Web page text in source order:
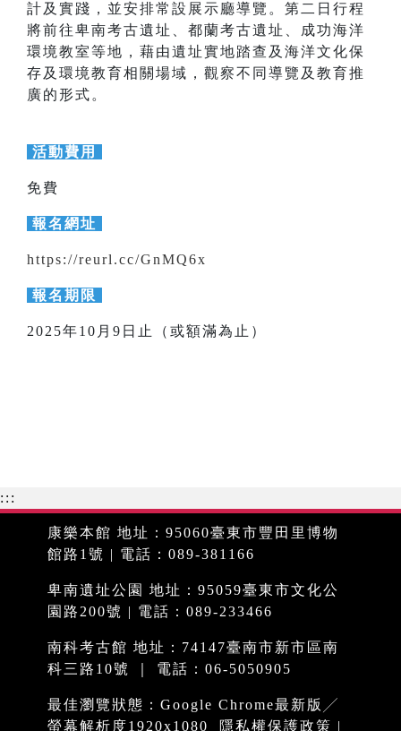
計及實踐，並安排常設展示廳導覽。第二日行程
將前往卑南考古遺址、都蘭考古遺址、成功海洋
環境教室等地，藉由遺址實地踏查及海洋文化保
存及環境教育相關場域，觀察不同導覽及教育推
廣的形式。
活動費用
免費
報名網址
https://reurl.cc/GnMQ6x
報名期限
2025年10月9日止（或額滿為止）
:::
康樂本館 地址：95060臺東市豐田里博物
館路1號 | 電話：089-381166
卑南遺址公園 地址：95059臺東市文化公
園路200號 | 電話：089-233466
南科考古館 地址：74147臺南市新市區南
科三路10號 ｜ 電話：06-5050905
最佳瀏覽狀態：Google Chrome最新版╱
螢幕解析度1920x1080
隱私權保護政策 |